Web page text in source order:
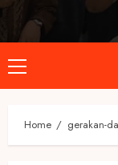
Primary
Menu
Home gerakan-